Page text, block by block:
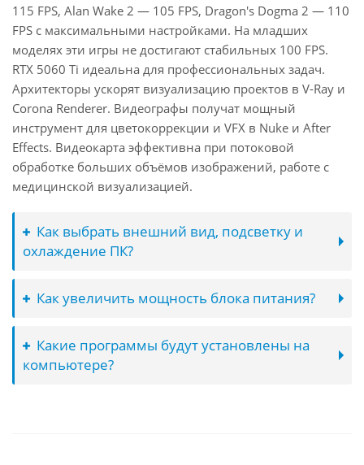
115 FPS, Alan Wake 2 — 105 FPS, Dragon's Dogma 2 — 110
FPS с максимальными настройками. На младших
моделях эти игры не достигают стабильных 100 FPS.
RTX 5060 Ti идеальна для профессиональных задач.
Архитекторы ускорят визуализацию проектов в V-Ray и
Corona Renderer. Видеографы получат мощный
инструмент для цветокоррекции и VFX в Nuke и After
Effects. Видеокарта эффективна при потоковой
обработке больших объёмов изображений, работе с
медицинской визуализацией.
Как выбрать внешний вид, подсветку и
охлаждение ПК?
Как увеличить мощность блока питания?
Какие программы будут установлены на
компьютере?